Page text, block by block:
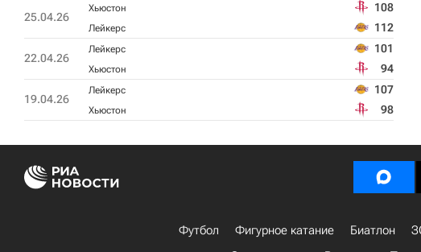
25.04.26
Хьюстон 108
Лейкерс 112
22.04.26
Лейкерс 101
Хьюстон 94
19.04.26
Лейкерс 107
Хьюстон 98
Футбол Фигурное катание Биатлон